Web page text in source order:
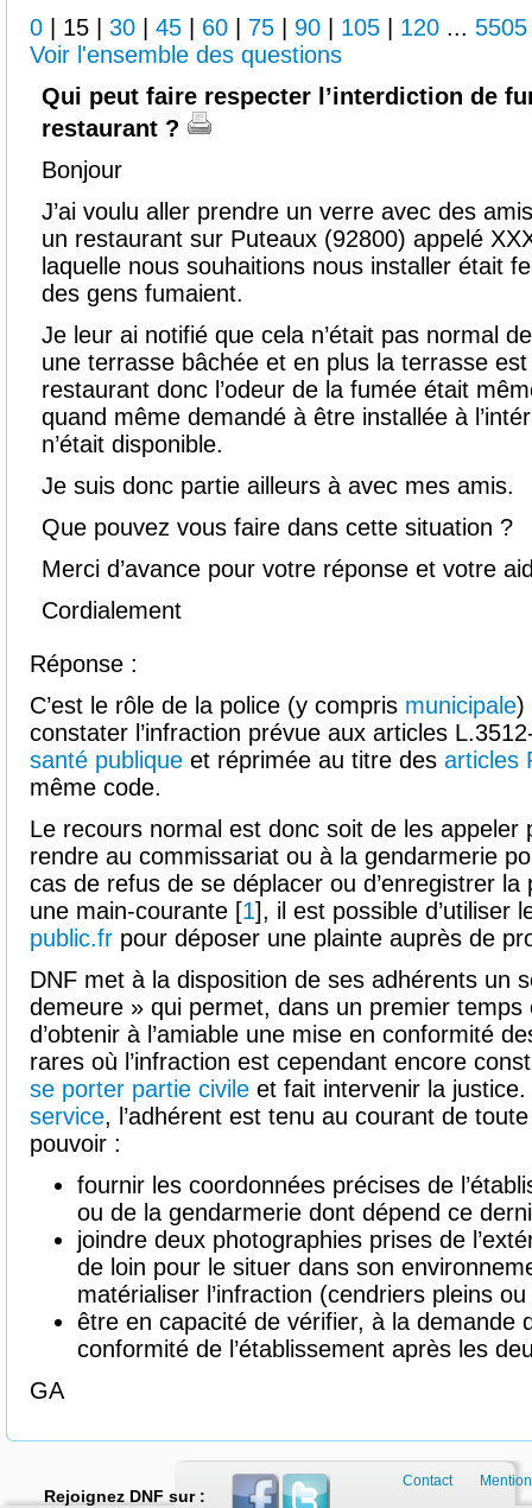
0
15 30 45 60 75 90 105 120 ... 5505
Voir l'ensemble des questions
Qui peut faire respecter l’interdiction de
restaurant ?
Bonjour
J’ai voulu aller prendre un verre avec des
un restaurant sur Puteaux (92800) appelé
laquelle nous souhaitions nous installer était
des gens fumaient.
Je leur ai notifié que cela n’était pas normal
une terrasse bâchée et en plus la terrasse
restaurant donc l’odeur de la fumée était
quand même demandé à être installée à
n’était disponible.
Je suis donc partie ailleurs à avec mes amis.
Que pouvez vous faire dans cette situation ?
Merci d’avance pour votre réponse et votre
Cordialement
Réponse :
C’est le rôle de la police (y compris municipale)
constater l’infraction prévue aux articles
santé publique et réprimée au titre des articles
même code.
Le recours normal est donc soit de les appeler
rendre au commissariat ou à la gendarmerie
cas de refus de se déplacer ou d’enregistrer
une main-courante [1], il est possible d’utiliser
public.fr pour déposer une plainte auprès de
DNF met à la disposition de ses adhérents un
demeure » qui permet, dans un premier
d’obtenir à l’amiable une mise en conformité
rares où l’infraction est cependant encore
se porter partie civile et fait intervenir la justice.
service, l’adhérent est tenu au courant de
pouvoir :
fournir les coordonnées précises de
ou de la gendarmerie dont dépend ce
joindre deux photographies prises de
de loin pour le situer dans son
matérialiser l’infraction (cendriers pleins
être en capacité de vérifier, à la demande
conformité de l’établissement après les
GA
Rejoignez DNF sur :
Contact